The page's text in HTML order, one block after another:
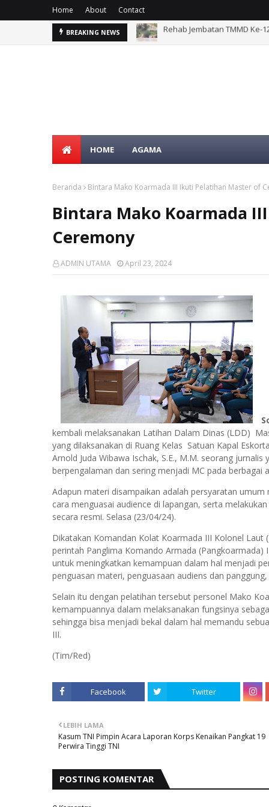
Home About Contact
BREAKING NEWS Rumah Type 36 TMMD Ke-
HOME AGAMA
Beranda Bintara Mako Koarmada III Ikuti Pelatihan Master of
Bintara Mako Koarmada
Ceremony
ADMIN UTAMA April 23, 2024
kembali melaksanakan Latihan Dalam Dinas (LDD)
yang dilaksanakan di Ruang Kelas Satuan Kapal
Arnold Juda Wibawa Ischak, S.E., M.M. seorang
berpengalaman dan sering menjadi MC pada berbagai
Adapun materi disampaikan adalah persyaratan
cara menguasai audience di lapangan, serta
secara resmi. Selasa (23/04/24).
Dikatakan Komandan Kolat Koarmada III Kolonel
perintah Panglima Komando Armada (Pangkoarmada)
untuk meningkatkan kemampuan dalam hal menjadi
penguasan materi, penguasaan audiens dan
Selain itu dengan pelatihan tersebut personel Mako
kemampuannya dalam melaksanakan fungsinya
sehingga bisa menjadi bekal dalam hal memandu
III.
(Tim/Red)
Facebook Twitter
LEBIH LAMA
Kasum TNI Pimpin Acara Laporan Korps Kenaikan Pangkat 19
Perwira Tinggi TNI
POSTING KOMENTAR